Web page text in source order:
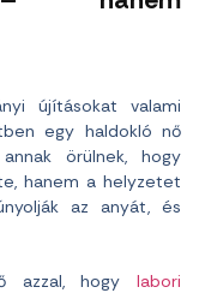
újításokat valami
egy haldokló nő
örülnek, hogy
hanem a helyzetet
az anyát, és
azzal, hogy labori